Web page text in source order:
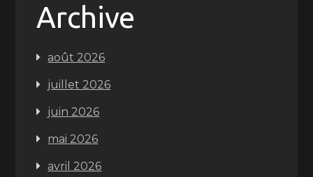
Archive
août 2026
juillet 2026
juin 2026
mai 2026
avril 2026